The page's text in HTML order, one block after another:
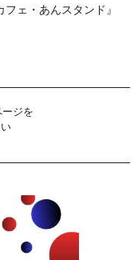
ェ・あんスタンド』
ジを